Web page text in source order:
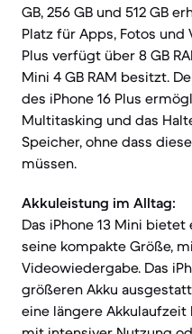
GB, 256 GB und 512 GB
Platz für Apps, Fotos und
Plus verfügt über 8 GB
Mini 4 GB RAM besitzt.
des iPhone 16 Plus
Multitasking und das
Speicher, ohne dass
müssen.
Akkuleistung im Alltag:
Das iPhone 13 Mini
seine kompakte Größe,
Videowiedergabe. Das
größeren Akku
eine längere